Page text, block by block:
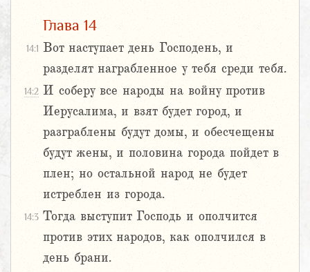
Глава 14
14:1 Вот наступает день Господень, и
разделят награбленное у тебя среди тебя.
14:2 И соберу все народы на войну против
Иерусалима, и взят будет город, и
разграблены будут домы, и обесчещены
будут жены, и половина города пойдет в
плен; но остальной народ не будет
истреблен из города.
14:3 Тогда выступит Господь и ополчится
против этих народов, как ополчился в
день брани.